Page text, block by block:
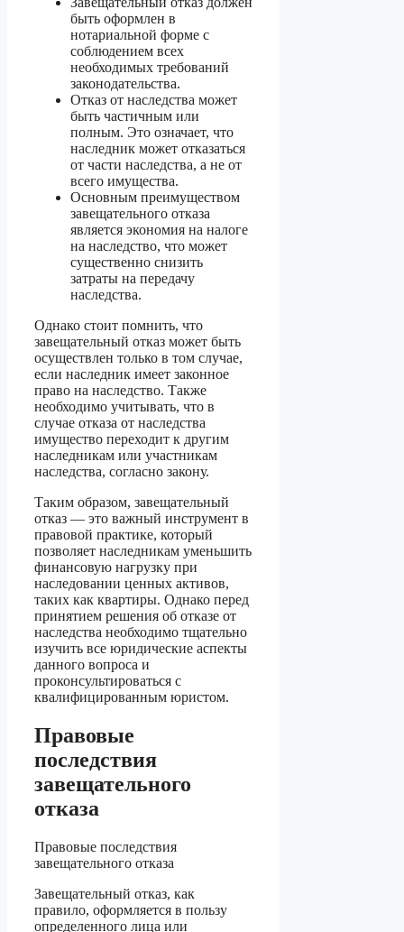
быть оформлен в
нотариальной форме с
соблюдением всех
необходимых требований
законодательства.
Отказ от наследства может
быть частичным или
полным. Это означает, что
наследник может отказаться
от части наследства, а не от
всего имущества.
Основным преимуществом
завещательного отказа
является экономия на налоге
на наследство, что может
существенно снизить
затраты на передачу
наследства.
Однако стоит помнить, что
завещательный отказ может быть
осуществлен только в том случае,
если наследник имеет законное
право на наследство. Также
необходимо учитывать, что в
случае отказа от наследства
имущество переходит к другим
наследникам или участникам
наследства, согласно закону.
Таким образом, завещательный
отказ — это важный инструмент в
правовой практике, который
позволяет наследникам уменьшить
финансовую нагрузку при
наследовании ценных активов,
таких как квартиры. Однако перед
принятием решения об отказе от
наследства необходимо тщательно
изучить все юридические аспекты
данного вопроса и
проконсультироваться с
квалифицированным юристом.
Правовые
последствия
завещательного
отказа
Правовые последствия
завещательного отказа
Завещательный отказ, как
правило, оформляется в пользу
определенного лица или